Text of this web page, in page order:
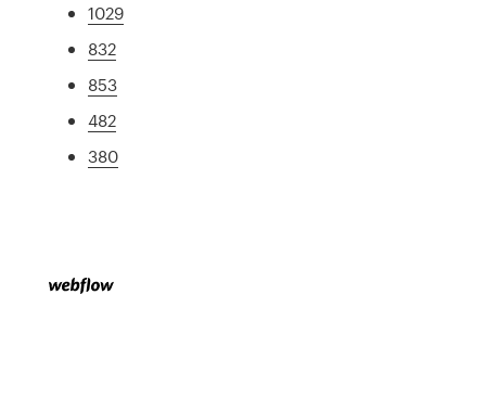
1029
832
853
482
380